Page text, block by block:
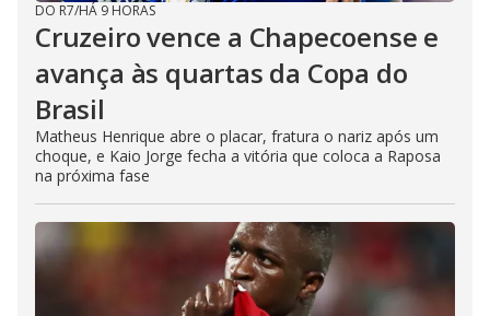
DO R7/HÁ 9 HORAS
Cruzeiro vence a Chapecoense e
avança às quartas da Copa do
Brasil
Matheus Henrique abre o placar, fratura o nariz após um
choque, e Kaio Jorge fecha a vitória que coloca a Raposa
na próxima fase